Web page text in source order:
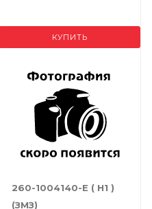
КУПИТЬ
260-1004140-Е ( Н1 )
(ЗМЗ)